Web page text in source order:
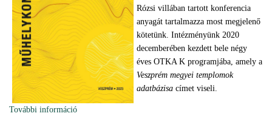
Rózsi villában tartott konferencia
anyagát tartalmazza most megjelenő
kötetünk. Intézményünk 2020
decemberében kezdett bele négy
éves OTKA K programjába, amely a
Veszprém megyei templomok
adatbázisa címet viseli.
További információ